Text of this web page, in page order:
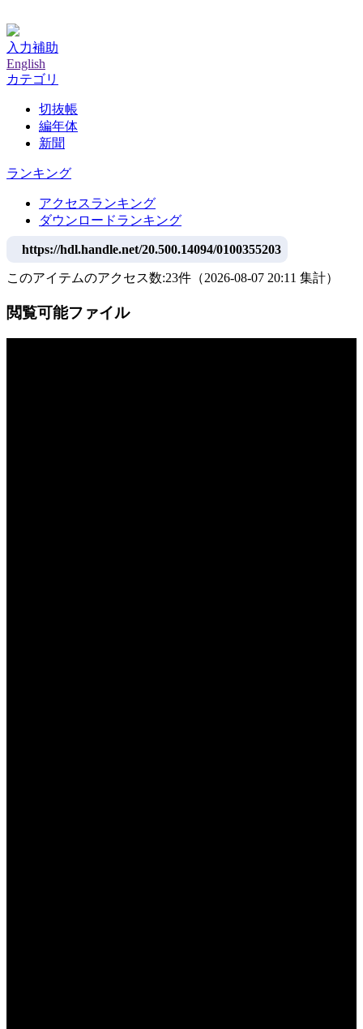
入力補助
English
カテゴリ
切抜帳
編年体
新聞
ランキング
アクセスランキング
ダウンロードランキング
https://hdl.handle.net/20.500.14094/0100355203
このアイテムのアクセス数:23件 （2026-08-07 20:11 集計）
閲覧可能ファイル